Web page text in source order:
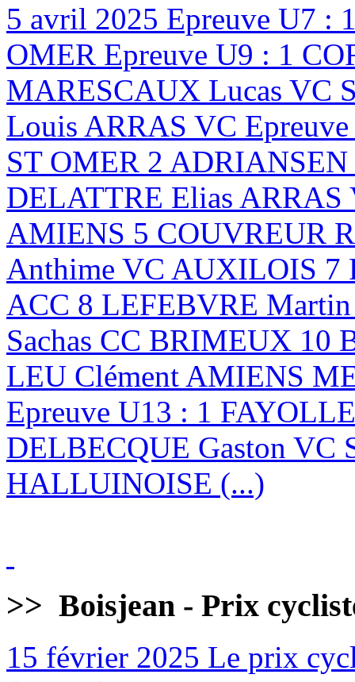
5 avril 2025 Epreuve U7 :
OMER Epreuve U9 : 1
MARESCAUX Lucas VC
Louis ARRAS VC
ST OMER 2
DELATTRE Elias
AMIENS 5 COUVREUR
Anthime VC AUXILOIS 7
ACC 8 LEFEBVRE
Sachas CC BRIMEUX 10
LEU Clément AMIENS
Epreuve U13 : 1
DELBECQUE Gaston VC
HALLUINOISE (...)
>> Boisjean - Prix
15 février 2025 Le prix